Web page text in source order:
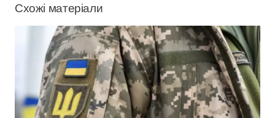
Схожі матеріали